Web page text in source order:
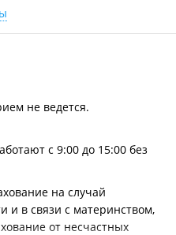
не ведется.
с 9:00 до 15:00 без
на случай
и в связи с материнством,
от несчастных